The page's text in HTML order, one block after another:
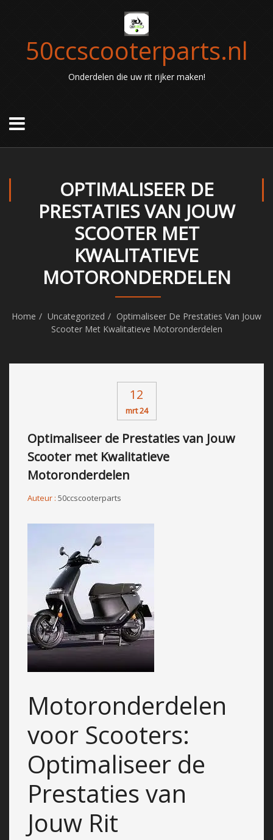
50ccscooterparts.nl
Onderdelen die uw rit rijker maken!
OPTIMALISEER DE
PRESTATIES VAN JOUW
SCOOTER MET
KWALITATIEVE
MOTORONDERDELEN
Home Uncategorized
Optimaliseer De Prestaties Van Jouw
Scooter Met Kwalitatieve Motoronderdelen
12
mrt 24
Optimaliseer de Prestaties van Jouw
Scooter met Kwalitatieve
Motoronderdelen
Auteur : 50ccscooterparts
Motoronderdelen
voor Scooters:
Optimaliseer de
Prestaties van
Jouw Rit